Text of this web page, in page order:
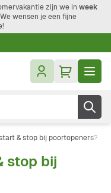
zijn we in week
wensen je een fijne
& stop bij poortopeners?
stop bij